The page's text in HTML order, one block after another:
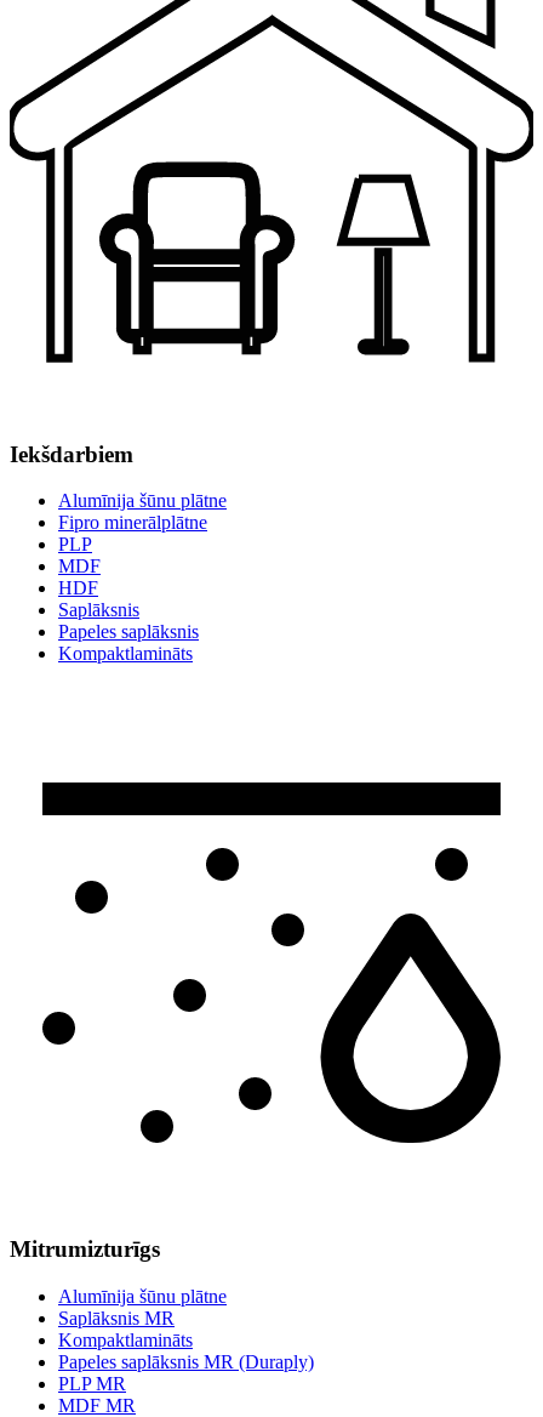
Iekšdarbiem
Alumīnija šūnu plātne
Fipro minerālplātne
PLP
MDF
HDF
Saplāksnis
Papeles saplāksnis
Kompaktlamināts
Mitrumizturīgs
Alumīnija šūnu plātne
Saplāksnis MR
Kompaktlamināts
Papeles saplāksnis MR (Duraply)
PLP MR
MDF MR